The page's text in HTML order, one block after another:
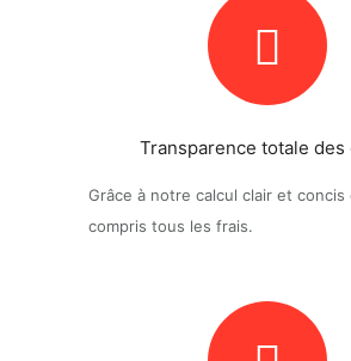
Transparence totale des
Grâce à notre calcul clair et
compris tous les frais.